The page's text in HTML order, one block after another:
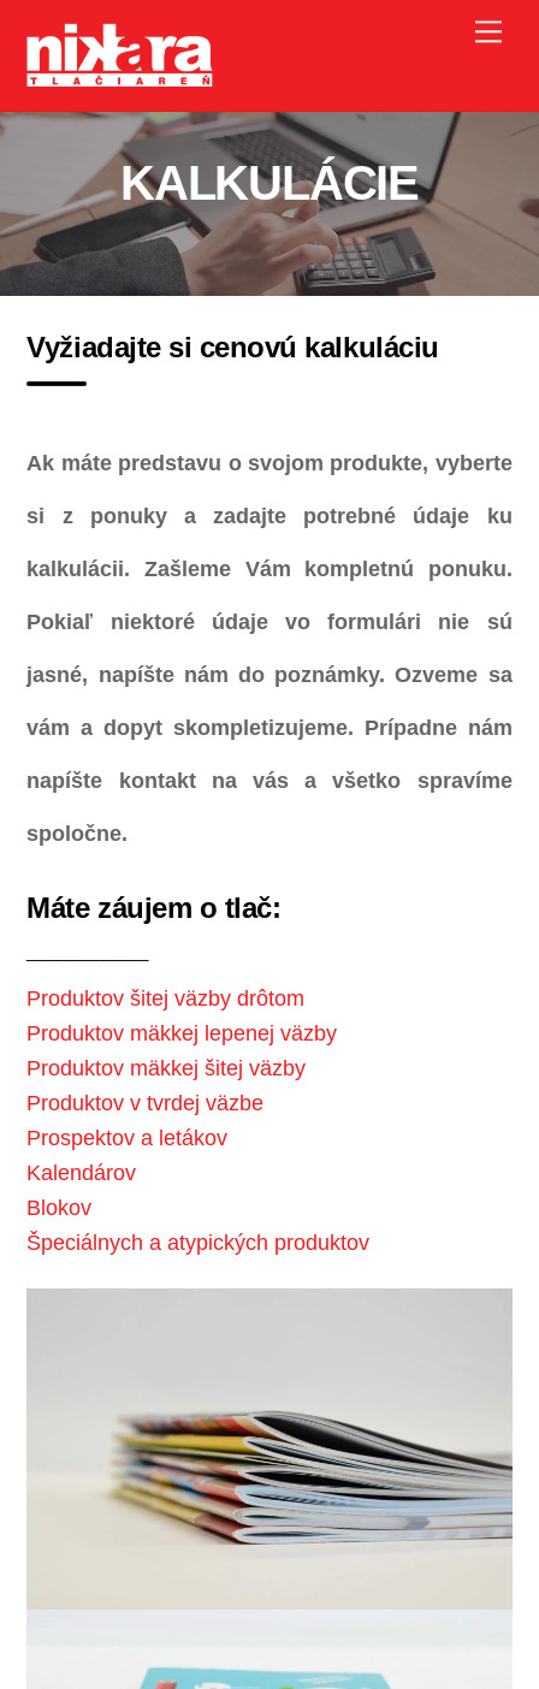
content
KALKULÁCIE
Vyžiadajte si cenovú kalkuláciu
Ak máte predstavu o svojom produkte, vyberte
si z ponuky a zadajte potrebné údaje ku
kalkulácii. Zašleme Vám kompletnú ponuku.
Pokiaľ niektoré údaje vo formulári nie sú
jasné, napíšte nám do poznámky. Ozveme sa
vám a dopyt skompletizujeme. Prípadne nám
napíšte kontakt na vás a všetko spravíme
spoločne.
Máte záujem o tlač:
Produktov šitej väzby drôtom
Produktov mäkkej lepenej väzby
Produktov mäkkej šitej väzby
Produktov v tvrdej väzbe
Prospektov a letákov
Kalendárov
Blokov
Špeciálnych a atypických produktov